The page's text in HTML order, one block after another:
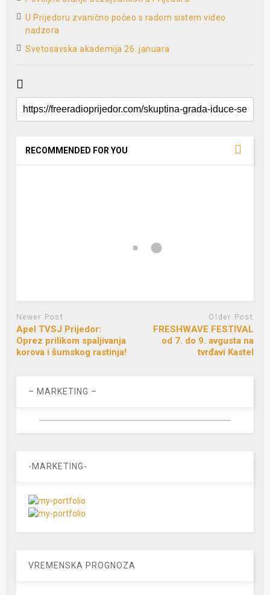
U Prijedoru zvanično počeo s radom sistem video
nadzora
Svetosavska akademija 26. januara
RECOMMENDED FOR YOU
Newer Post
Apel TVSJ Prijedor:
Oprez prilikom spaljivanja
korova i šumskog rastinja!
Older Post
FRESHWAVE FESTIVAL
od 7. do 9. avgusta na
tvrđavi Kastel
– MARKETING –
-MARKETING-
VREMENSKA PROGNOZA